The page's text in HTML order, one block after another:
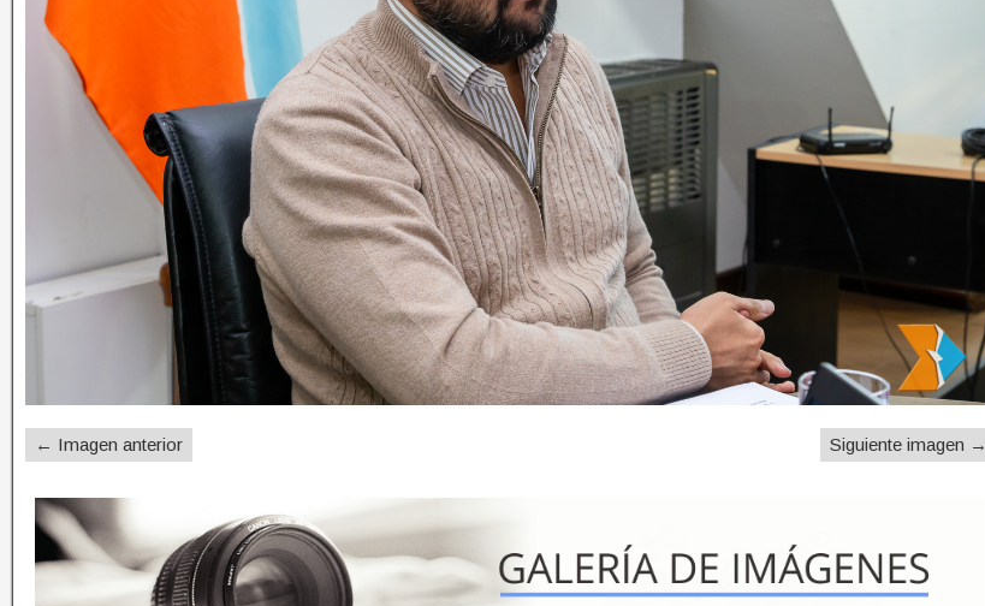
← Imagen anterior Siguiente imagen →